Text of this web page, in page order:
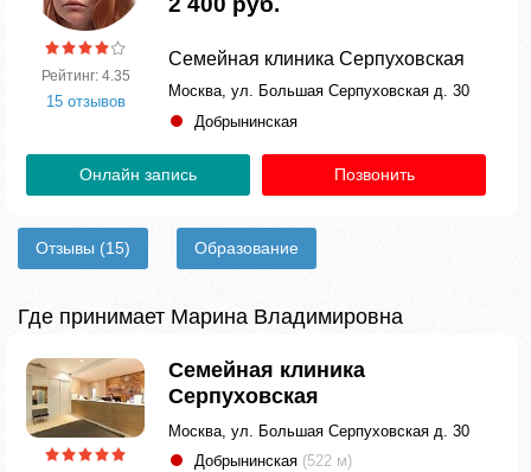
Рейтинг: 4.35
15 отзывов
Семейная клиника Серпуховская
Москва, ул. Большая Серпуховская д. 30
Добрынинская
Онлайн запись Позвонить
Отзывы (15) Образование
Где принимает Марина Владимировна
Семейная клиника
Серпуховская
Москва, ул. Большая Серпуховская д. 30
Добрынинская (522 м)